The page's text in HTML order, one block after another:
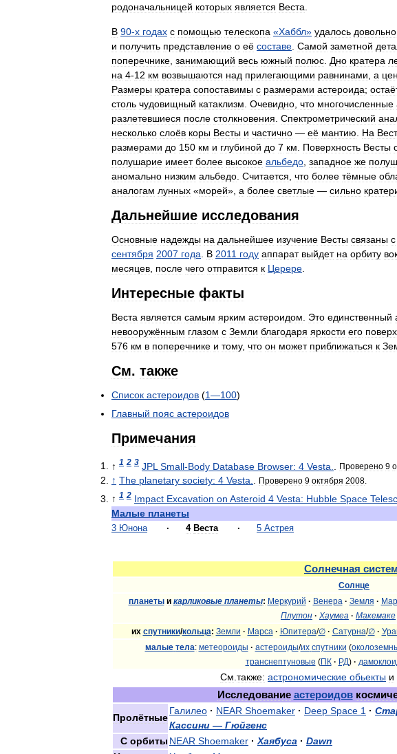
родоначальницей которых является Веста
В 90-х годах с помощью телескопа «Хаббл» удалось довольно
и получить представление о её составе Самой заметной
поперечнике занимающий весь южный полюс Дно кратера
на 4-12 км возвышаются над прилегающими равнинами а
Размеры кратера сопоставимы с размерами астероида;
столь чудовищный катаклизм Очевидно что многочисленные
разлетевшиеся после столкновения Спектрометрический
несколько слоёв коры Весты и частично — её мантию На
размерами до 150 км и глубиной до 7 км Поверхность Весты
полушарие имеет более высокое альбедо западное же
аномально низким альбедо Считается что более тёмные
аналогам лунных «морей», а более светлые — сильно
Дальнейшие исследования
Основные надежды на дальнейшее изучение Весты связаны с
сентября 2007 года В 2011 году аппарат выйдет на орбиту
месяцев после чего отправится к Церере
Интересные факты
Веста является самым ярким астероидом Это единственный
невооружённым глазом с Земли благодаря яркости его
576 км в поперечнике и тому, что он может приближаться к
См. также
Список астероидов (1—100)
Главный пояс астероидов
Примечания
↑ 1 2 3 JPL Small-Body Database Browser: 4 Vesta Проверено 9
↑ The planetary society: 4 Vesta.. Проверено 9 октября 2008
↑ 1 2 Impact Excavation on Asteroid 4 Vesta: Hubble Space
Малые планеты
3 Юнона · 4 Веста · 5 Астрея
Солнечная
Солнце
планеты и карликовые планеты: Меркурий · Венера · Земля ·
Плутон · Хаумеа · Макемаке
их спутники/кольца: Земли · Марса · Юпитера/∅· Сатурна/∅·
малые тела: метеороиды · астероиды/их спутники (
транснептуновые (ПК· РД)·
См также: астрономические обьекты и
Исследование астероидов
Пролётные
Галилео · NEAR Shoemaker · Deep Space 1 ·
Кассини — Гюйгенс
С орбиты NEAR Shoemaker · Хаябуса · Dawn